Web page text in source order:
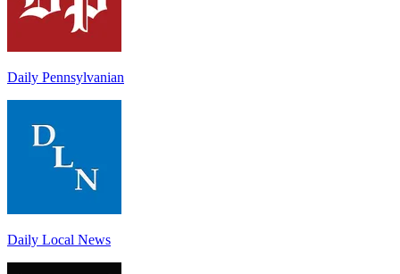
Daily Pennsylvanian
Daily Local News